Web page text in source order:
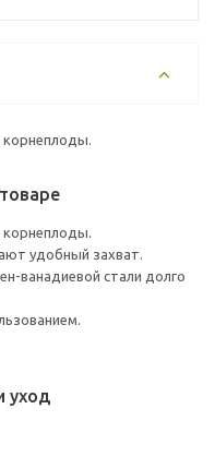
корнеплоды.
корнеплоды.
удобный захват.
ванадиевой стали долго
уход